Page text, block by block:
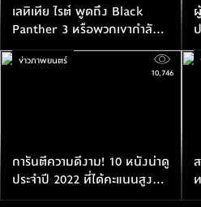
เลทิเทีย ไรต์ พูดถึง Black
Panther 3 หรือพวกเขากำลัง
เดินหน้าสร้างภาคต่อแล้ว?
การันตีความดีงาม! 10 หนังน่าดู
ประจำปี 2022 ที่ได้คะแนนสูง
ปรี๊ดจากเว็บมะเขือ
ข่าวภาพยนตร์
10,746